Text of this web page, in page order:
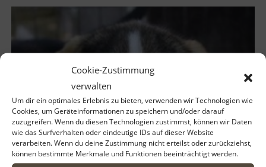
Cookie-Zustimmung
verwalten
Um dir ein optimales Erlebnis zu bieten, verwenden wir Technologien wie
Cookies, um Geräteinformationen zu speichern und/oder darauf
zuzugreifen. Wenn du diesen Technologien zustimmst, können wir Daten
wie das Surfverhalten oder eindeutige IDs auf dieser Website
verarbeiten. Wenn du deine Zustimmung nicht erteilst oder zurückziehst,
können bestimmte Merkmale und Funktionen beeinträchtigt werden.